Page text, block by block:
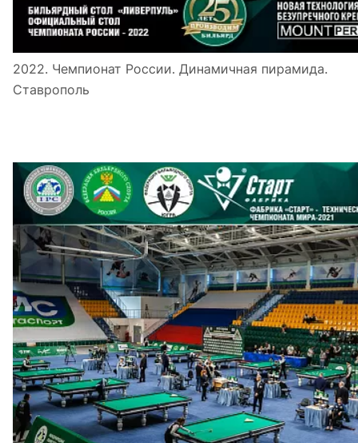
2022. Чемпионат России. Динамичная пирамида.
Ставрополь